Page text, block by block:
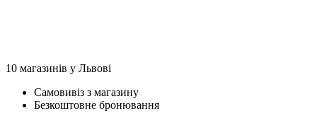
10 магазинів у Львові
Самовивіз з магазину
Безкоштовне бронювання